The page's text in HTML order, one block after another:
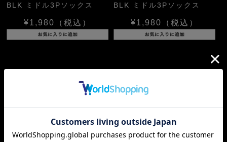
BLK ミドル3Pソックス
¥1,980 （税込）
BLK ミドル3Pソックス
¥1,980 （税込）